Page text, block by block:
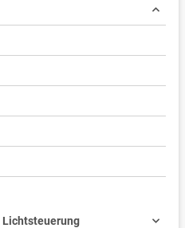
Lichtsteuerung